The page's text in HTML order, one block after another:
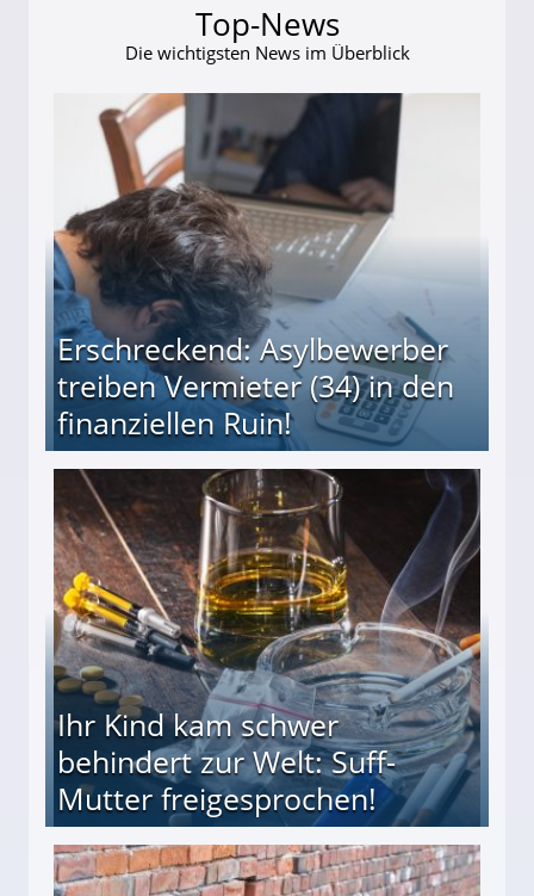
Top-News
Die wichtigsten News im Überblick
Erschreckend: Asylbewerber
treiben Vermieter (34) in den
finanziellen Ruin!
(34) in den finanziellen Ruin!
Ihr Kind kam schwer
behindert zur Welt: Suff-
Mutter freigesprochen!
Mutter freigesprochen!